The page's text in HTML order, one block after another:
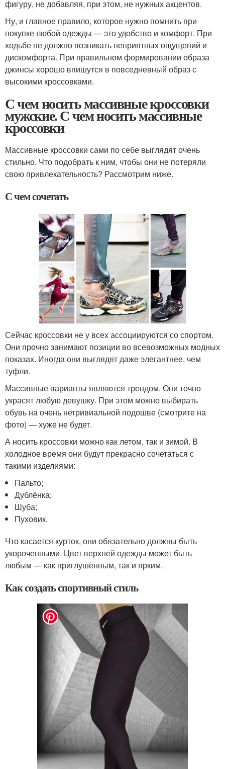
фигуру, не добавляя, при этом, не нужных акцентов.
Ну, и главное правило, которое нужно помнить при
покупке любой одежды — это удобство и комфорт. При
ходьбе не должно возникать неприятных ощущений и
дискомфорта. При правильном формировании образа
джинсы хорошо впишутся в повседневный образ с
высокими кроссовками.
С чем носить массивные кроссовки
мужские. С чем носить массивные
кроссовки
Массивные кроссовки сами по себе выглядят очень
стильно. Что подобрать к ним, чтобы они не потеряли
свою привлекательность? Рассмотрим ниже.
С чем сочетать
Сейчас кроссовки не у всех ассоциируются со спортом.
Они прочно занимают позиции во всевозможных модных
показах. Иногда они выглядят даже элегантнее, чем
туфли.
Массивные варианты являются трендом. Они точно
украсят любую девушку. При этом можно выбирать
обувь на очень нетривиальной подошве (смотрите на
фото) — хуже не будет.
А носить кроссовки можно как летом, так и зимой. В
холодное время они будут прекрасно сочетаться с
такими изделиями:
Пальто;
Дублёнка;
Шуба;
Пуховик.
Что касается курток, они обязательно должны быть
укороченными. Цвет верхней одежды может быть
любым — как приглушённым, так и ярким.
Как создать спортивный стиль